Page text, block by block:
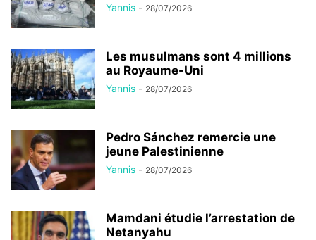
Yannis - 28/07/2026
Les musulmans sont 4 millions
au Royaume-Uni
Yannis - 28/07/2026
Pedro Sánchez remercie une
jeune Palestinienne
Yannis - 28/07/2026
Mamdani étudie l’arrestation de
Netanyahu